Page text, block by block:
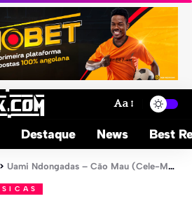
Aa
Destaque News Best
> Uami Ndongadas – Cão Mau (Cele-Musik)